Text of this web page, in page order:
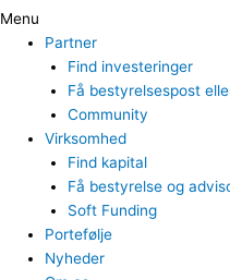
Menu
Partner
Find investeringer
Få bestyrelsespost
Community
Virksomhed
Find kapital
Få bestyrelse og
Soft Funding
Portefølje
Nyheder